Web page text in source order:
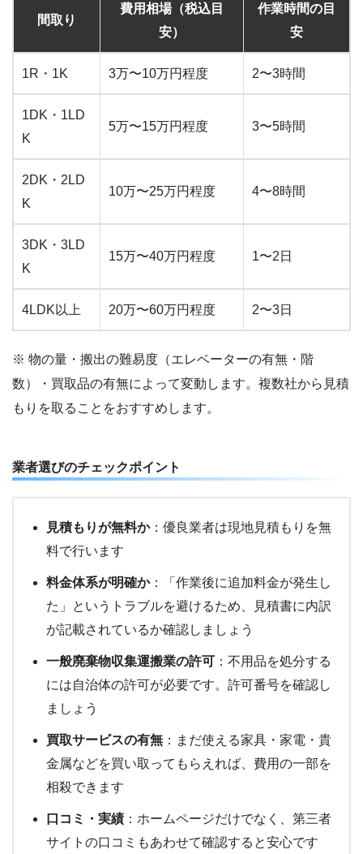
間取り
費用相場（税込目
安）
作業時間の目
安
1R・1K 3万〜10万円程度 2〜3時間
1DK・1LD
K
5万〜15万円程度 3〜5時間
2DK・2LD
K
10万〜25万円程度 4〜8時間
3DK・3LD
K
15万〜40万円程度 1〜2日
4LDK以上 20万〜60万円程度 2〜3日
※ 物の量・搬出の難易度（エレベーターの有無・階
数）・買取品の有無によって変動します。複数社から見積
もりを取ることをおすすめします。
業者選びのチェックポイント
見積もりが無料か：優良業者は現地見積もりを無
料で行います
料金体系が明確か：「作業後に追加料金が発生し
た」というトラブルを避けるため、見積書に内訳
が記載されているか確認しましょう
一般廃棄物収集運搬業の許可 ：不用品を処分する
には自治体の許可が必要です。許可番号を確認し
ましょう
買取サービスの有無 ：まだ使える家具・家電・貴
金属などを買い取ってもらえれば、費用の一部を
相殺できます
口コミ・実績 ：ホームページだけでなく、第三者
サイトの口コミもあわせて確認すると安心です